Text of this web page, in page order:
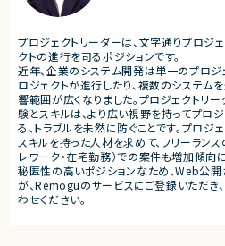
■募集背景
プロジェクト拡大に伴う増員募集
プロジェクトリーダーは、文字通りプロジ
クトの進行を司るポジションです。
近年、企業のシステム開発は単一のプロジ
ロジェクトが進行したり、複数のシステム
響範囲が広くなりました。プロジェクトリ
験とスキルは、より広い視野を持ってプロ
る、トラブルを未然に防ぐことです。プロジ
スキルを持った人材を求めて、フリーラン
レワーク・在宅勤務）での案件も増加傾向
秘匿性の高いポジションなため、Web公
が、Remoguのサービスにご登録いただき
わせください。